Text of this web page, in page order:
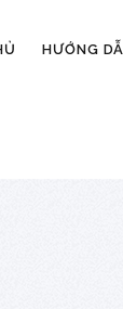
HƯỚNG